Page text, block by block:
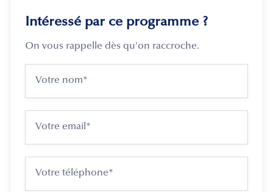
Intéressé par ce programme ?
On vous rappelle dès qu'on raccroche.